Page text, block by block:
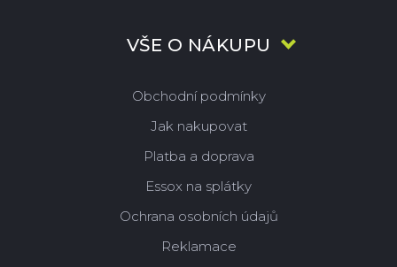
VŠE O NÁKUPU
Obchodní podmínky
Jak nakupovat
Platba a doprava
Essox na splátky
Ochrana osobních údajů
Reklamace